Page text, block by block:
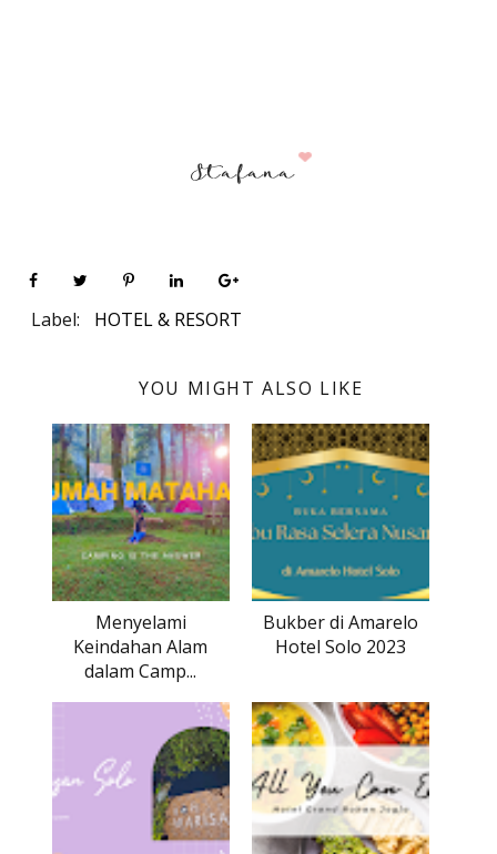
Label: HOTEL & RESORT
YOU MIGHT ALSO LIKE
Menyelami
Keindahan Alam
dalam Camp...
Bukber di Amarelo
Hotel Solo 2023